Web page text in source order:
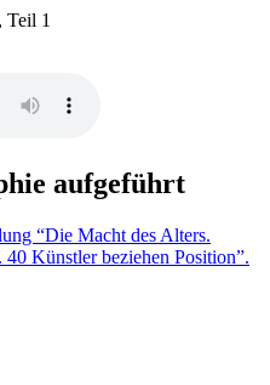
Teil 1
aufgeführt
“Die Macht des Alters.
40 Künstler beziehen Position”.